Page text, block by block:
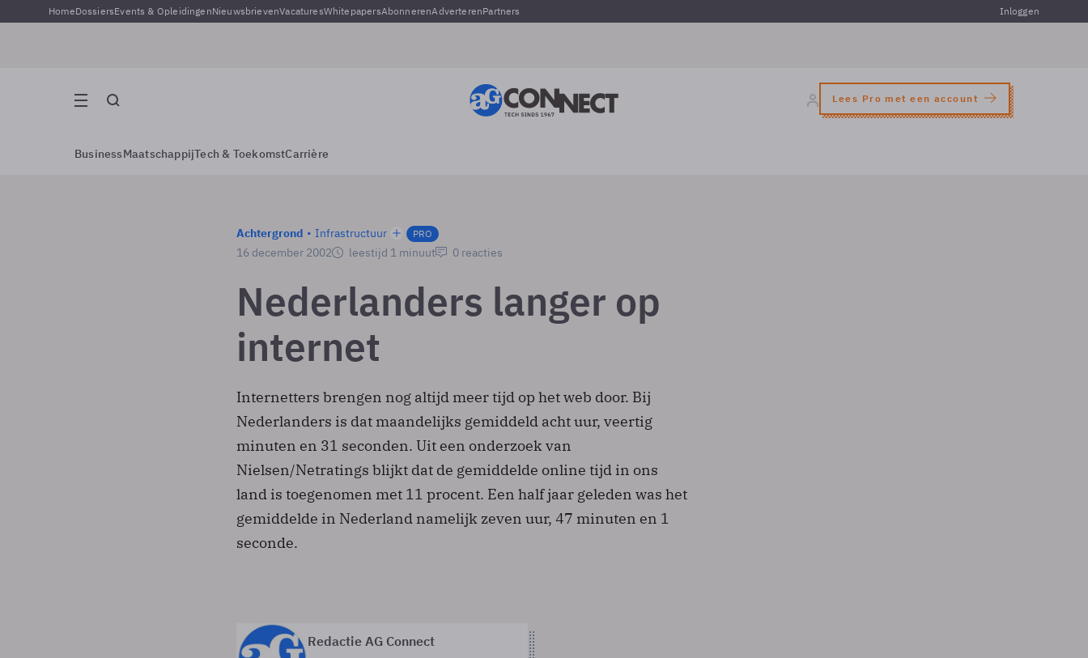
HomeDossiersEvents & OpleidingenNieuwsbrievenVacaturesWhitepapersAbonnerenAdverterenPartners Inloggen
Lees Pro met een account
BusinessMaatschappijTech & ToekomstCarrière
Achtergrond Infrastructuur PRO
16 december 2002 leestijd 1 minuut 0 reacties
Nederlanders langer op
internet
Internetters brengen nog altijd meer tijd op het web door. Bij
Nederlanders is dat maandelijks gemiddeld acht uur, veertig
minuten en 31 seconden. Uit een onderzoek van
Nielsen/Netratings blijkt dat de gemiddelde online tijd in ons
land is toegenomen met 11 procent. Een half jaar geleden was het
gemiddelde in Nederland namelijk zeven uur, 47 minuten en 1
seconde.
Redactie AG Connect